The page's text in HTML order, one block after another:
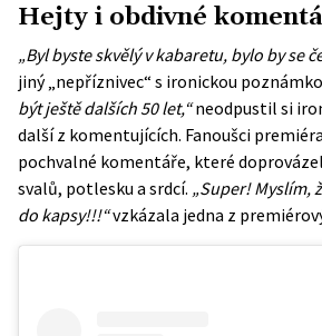
Hejty i obdivné
„Byl byste skvělý v kabaretu, bylo by se
jiný „nepříznivec“ s ironickou
být ještě dalších 50 let,“neodpustil si
další z komentujících. Fanoušci
pochvalné komentáře, které
svalů, potlesku a srdcí. „Super! Myslím,
do kapsy!!!“vzkázala jedna z